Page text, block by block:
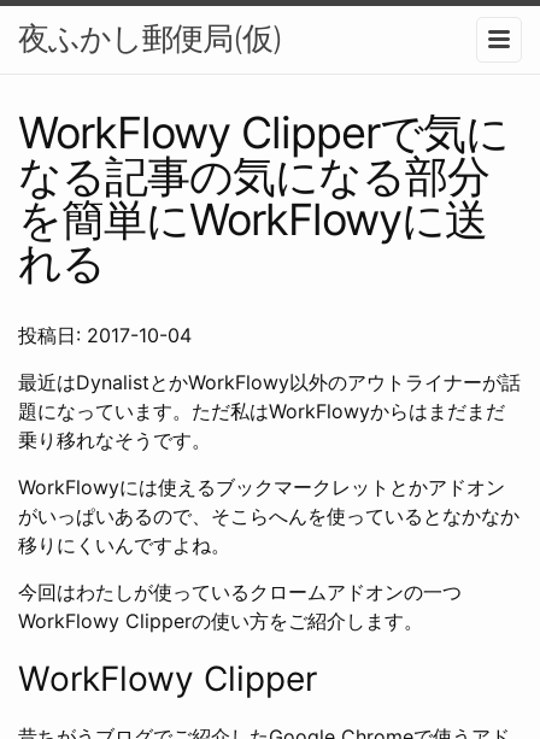
夜ふかし郵便局(仮) メニ
WorkFlowy Clipperで気に
なる記事の気になる部分
を簡単にWorkFlowyに送
れる
投稿日: 2017-10-04
最近はDynalistとかWorkFlowy以外のアウトライナーが話
題になっています。ただ私はWorkFlowyからはまだまだ
乗り移れなそうです。
WorkFlowyには使えるブックマークレットとかアドオン
がいっぱいあるので、そこらへんを使っているとなかなか
移りにくいんですよね。
今回はわたしが使っているクロームアドオンの一つ
WorkFlowy Clipperの使い方をご紹介します。
WorkFlowy Clipper